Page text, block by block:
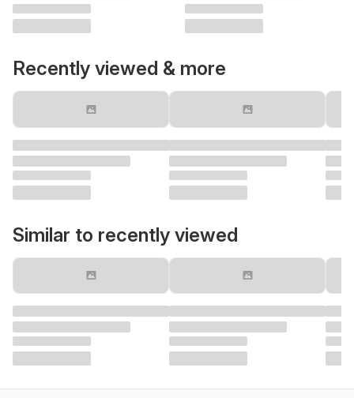
Recently viewed & more
Similar to recently viewed